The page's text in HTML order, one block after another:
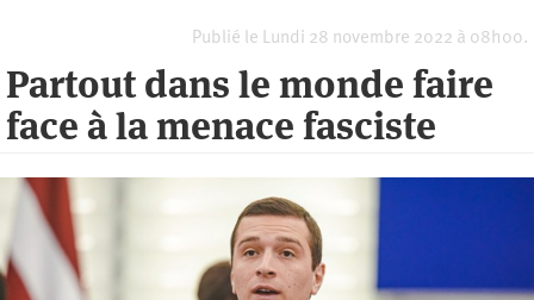
Publié le Lundi 28 novembre 2022 à 08h00.
Partout dans le monde faire
face à la menace fasciste